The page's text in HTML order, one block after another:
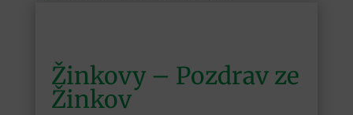
Žinkovy – Pozdrav ze
Žinkov